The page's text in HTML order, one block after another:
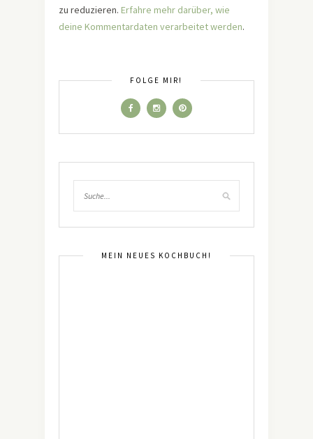
zu reduzieren. Erfahre mehr darüber, wie
deine Kommentardaten verarbeitet werden.
FOLGE MIR!
MEIN NEUES KOCHBUCH!